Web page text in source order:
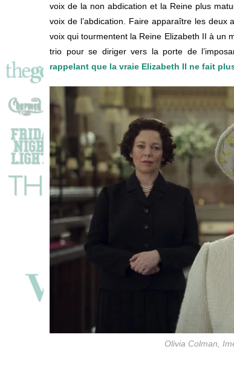
voix de la non abdication et la Reine plus
voix de l’abdication. Faire apparaître les deux
voix qui tourmentent la Reine Elizabeth II à un
trio pour se diriger vers la porte de
rappelant que la vraie Elizabeth II ne fait
Olivia Colman,